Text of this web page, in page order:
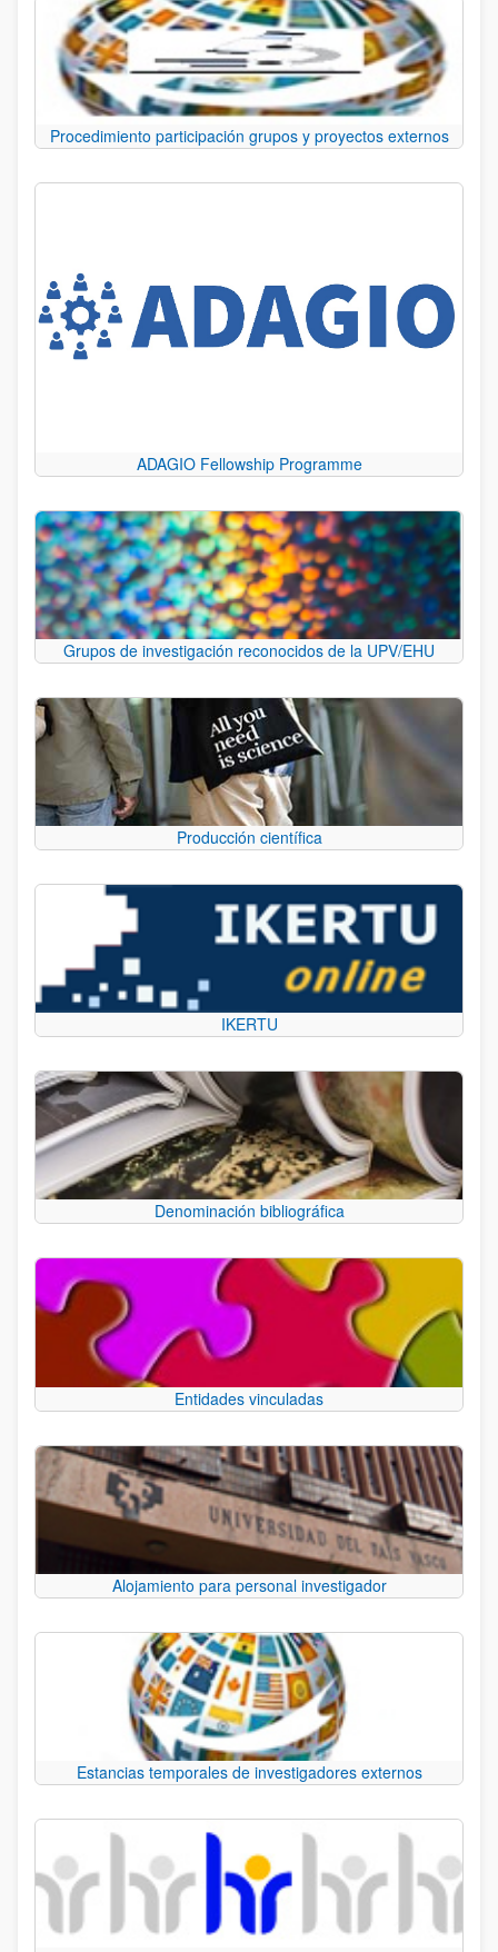
Procedimiento participación grupos y proyectos externos
ADAGIO Fellowship Programme
Grupos de investigación reconocidos de la UPV/EHU
Producción científica
IKERTU
Denominación bibliográfica
Entidades vinculadas
Alojamiento para personal investigador
Estancias temporales de investigadores externos